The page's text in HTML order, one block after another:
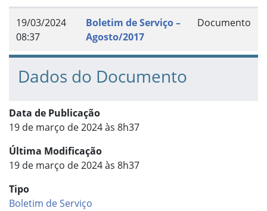
19/03/2024
08:37
Boletim de Serviço –
Agosto/2017
Documento
Dados do Documento
Data de Publicação
19 de março de 2024 às 8h37
Última Modificação
19 de março de 2024 às 8h37
Tipo
Boletim de Serviço